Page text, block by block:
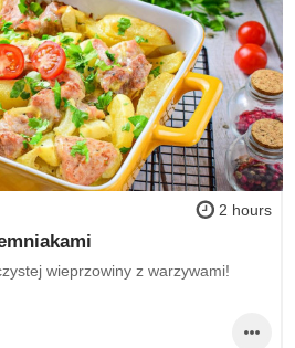
2 hours
wieprzowiny z warzywami!